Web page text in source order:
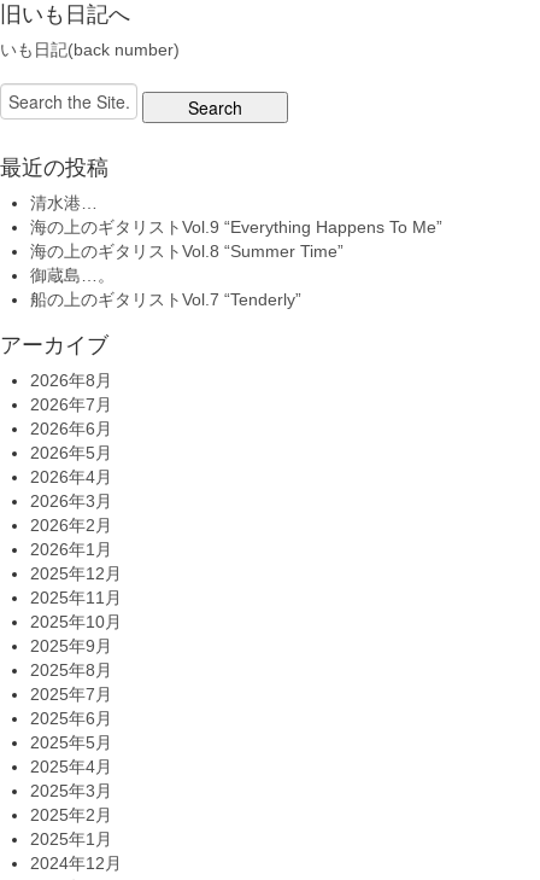
旧いも日記へ
いも日記(back number)
Search
for:
最近の投稿
清水港…
海の上のギタリストVol.9 “Everything Happens To Me”
海の上のギタリストVol.8 “Summer Time”
御蔵島…。
船の上のギタリストVol.7 “Tenderly”
アーカイブ
2026年8月
2026年7月
2026年6月
2026年5月
2026年4月
2026年3月
2026年2月
2026年1月
2025年12月
2025年11月
2025年10月
2025年9月
2025年8月
2025年7月
2025年6月
2025年5月
2025年4月
2025年3月
2025年2月
2025年1月
2024年12月